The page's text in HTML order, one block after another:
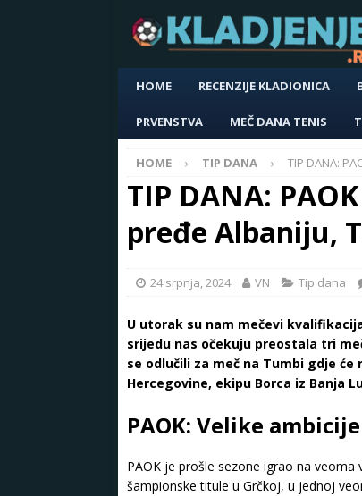
HOME RECENZIJE KLADIONICA
PRVENSTVA MEČ DANA TENIS
HOME TIP DANA TIP DANA:
TIP DANA:
pređe Albaniju,
24 srpnja, 2024 VN Tip dana
U utorak su nam mečevi
srijedu nas očekuju preostala tri
se odlučili za meč na Tumbi gdje
Hercegovine, ekipu Borca iz Banja
PAOK: Velike
PAOK je prošle sezone igrao na
šampionske titule u Grčkoj, u jednoj